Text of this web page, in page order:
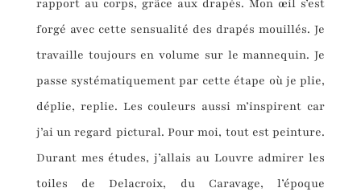
rapport au corps, grâce aux drapés. Mon œil s’est
forgé avec cette sensualité des drapés mouillés. Je
travaille toujours en volume sur le mannequin. Je
passe systématiquement par cette étape où je plie,
déplie, replie. Les couleurs aussi m’inspirent car
j’ai un regard pictural. Pour moi, tout est peinture.
Durant mes études, j’allais au Louvre admirer les
toiles de Delacroix, du Caravage, l’époque